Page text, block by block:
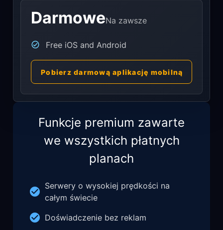
DarmoweNa zawsze
Free iOS and Android
Pobierz darmową aplikację mobilną
Funkcje premium zawarte
we wszystkich płatnych
planach
Serwery o wysokiej prędkości na
całym świecie
Doświadczenie bez reklam